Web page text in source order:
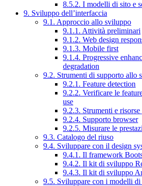
8.5.2. I modelli di sito e
9. Sviluppo dell’interfaccia
9.1. Approccio allo sviluppo
9.1.1. Attività preliminari
9.1.2. Web design
9.1.3. Mobile first
9.1.4. Progressive
degradation
9.2. Strumenti di supporto allo
9.2.1. Feature detection
9.2.2. Verificare le
use
9.2.3. Strumenti e
9.2.4. Supporto browser
9.2.5. Misurare le
9.3. Catalogo del riuso
9.4. Sviluppare con il design
9.4.1. Il framework
9.4.2. Il kit di sviluppo
9.4.3. Il kit di sviluppo
9.5. Sviluppare con i modelli di